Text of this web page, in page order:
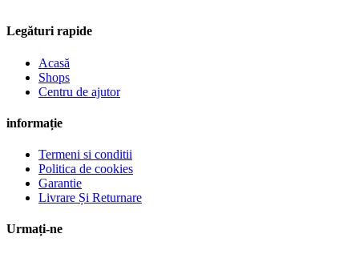
Legături rapide
Acasă
Shops
Centru de ajutor
informație
Termeni si conditii
Politica de cookies
Garantie
Livrare Și Returnare
Urmați-ne